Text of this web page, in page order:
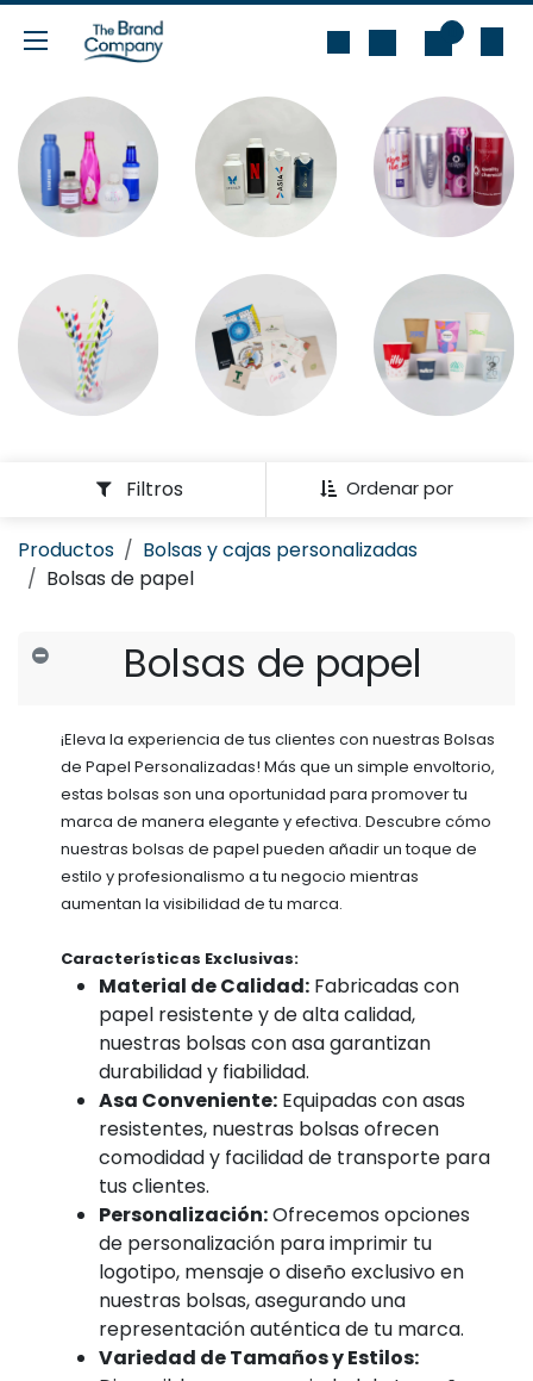
Ir al contenido
Ordenar por
Filtros
Productos
Bolsas y cajas personalizadas
Bolsas de papel
Bolsas de papel
¡Eleva la experiencia de tus clientes con nuestras Bolsas
de Papel Personalizadas! Más que un simple envoltorio,
estas bolsas son una oportunidad para promover tu
marca de manera elegante y efectiva. Descubre cómo
nuestras bolsas de papel pueden añadir un toque de
estilo y profesionalismo a tu negocio mientras
aumentan la visibilidad de tu marca.
Características Exclusivas:
Material de Calidad: Fabricadas con
papel resistente y de alta calidad,
nuestras bolsas con asa garantizan
durabilidad y fiabilidad.
Asa Conveniente: Equipadas con asas
resistentes, nuestras bolsas ofrecen
comodidad y facilidad de transporte para
tus clientes.
Personalización:Ofrecemos opciones
de personalización para imprimir tu
logotipo, mensaje o diseño exclusivo en
nuestras bolsas, asegurando una
representación auténtica de tu marca.
Variedad de Tamaños y Estilos: